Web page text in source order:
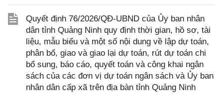
Quyết định 76/2026/QĐ-UBND của Ủy ban nhân
dân tỉnh Quảng Ninh quy định thời gian, hồ sơ, tài
liệu, mẫu biểu và một số nội dung về lập dự toán,
phân bổ, giao và giao lại dự toán, rút dự toán chi
bổ sung, báo cáo, quyết toán và công khai ngân
sách của các đơn vị dự toán ngân sách và Ủy ban
nhân dân cấp xã trên địa bàn tỉnh Quảng Ninh